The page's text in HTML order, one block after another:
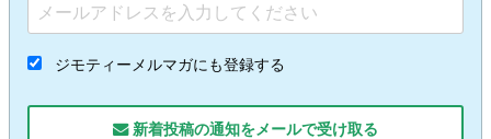
ジモティーメルマガにも登録する
新着投稿の通知をメールで受け取る